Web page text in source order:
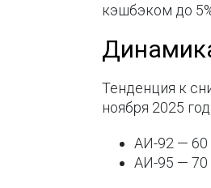
кэшбэком до
Тенденция к
ноября 2025
АИ-92 — 60
АИ-95 — 70